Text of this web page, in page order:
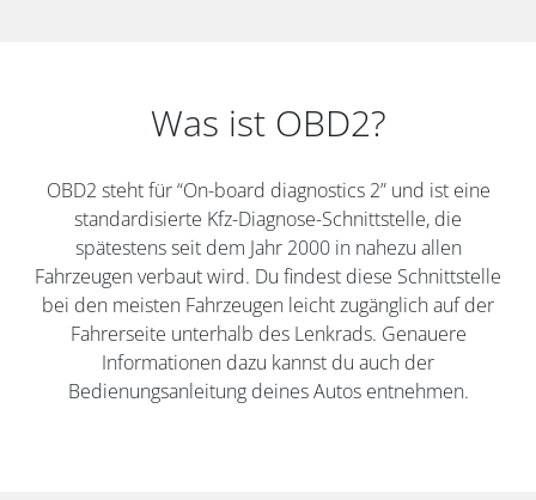
Was ist OBD2?
OBD2 steht für “On-board diagnostics 2” und ist eine
standardisierte Kfz-Diagnose-Schnittstelle, die
spätestens seit dem Jahr 2000 in nahezu allen
Fahrzeugen verbaut wird. Du findest diese Schnittstelle
bei den meisten Fahrzeugen leicht zugänglich auf der
Fahrerseite unterhalb des Lenkrads. Genauere
Informationen dazu kannst du auch der
Bedienungsanleitung deines Autos entnehmen.